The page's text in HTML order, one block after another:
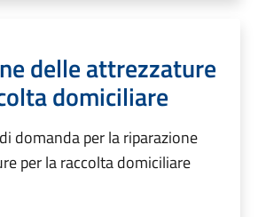
delle attrezzature
domiciliare
domanda per la riparazione
per la raccolta domiciliare